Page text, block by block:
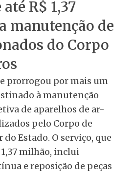
R$ 1,37
manutenção de
do Corpo
prorrogou por mais um
à manutenção
de aparelhos de ar-
pelo Corpo de
Estado. O serviço, que
milhão, inclui
e reposição de peças